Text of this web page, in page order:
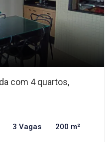
com 4 quartos,
3 Vagas 200 m²